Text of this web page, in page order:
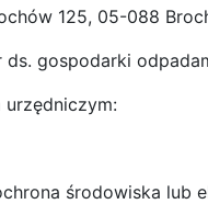
125, 05-088
ds. gospodarki
urzędniczym:
środowiska lub